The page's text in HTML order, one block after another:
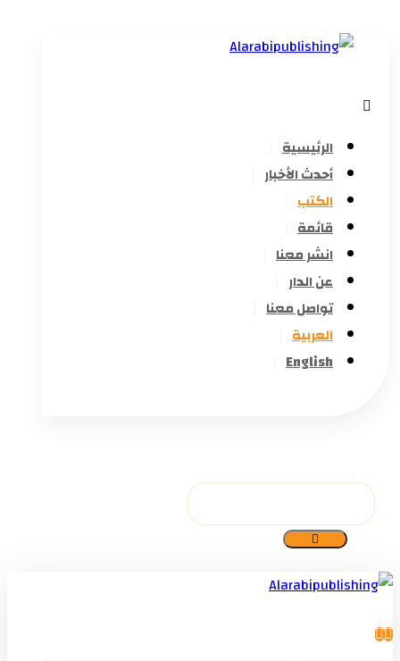
الرئيسية
أحدث الأخبار
الكتب
قائمة
انشر معنا
عن الدار
تواصل معنا
العربية
English